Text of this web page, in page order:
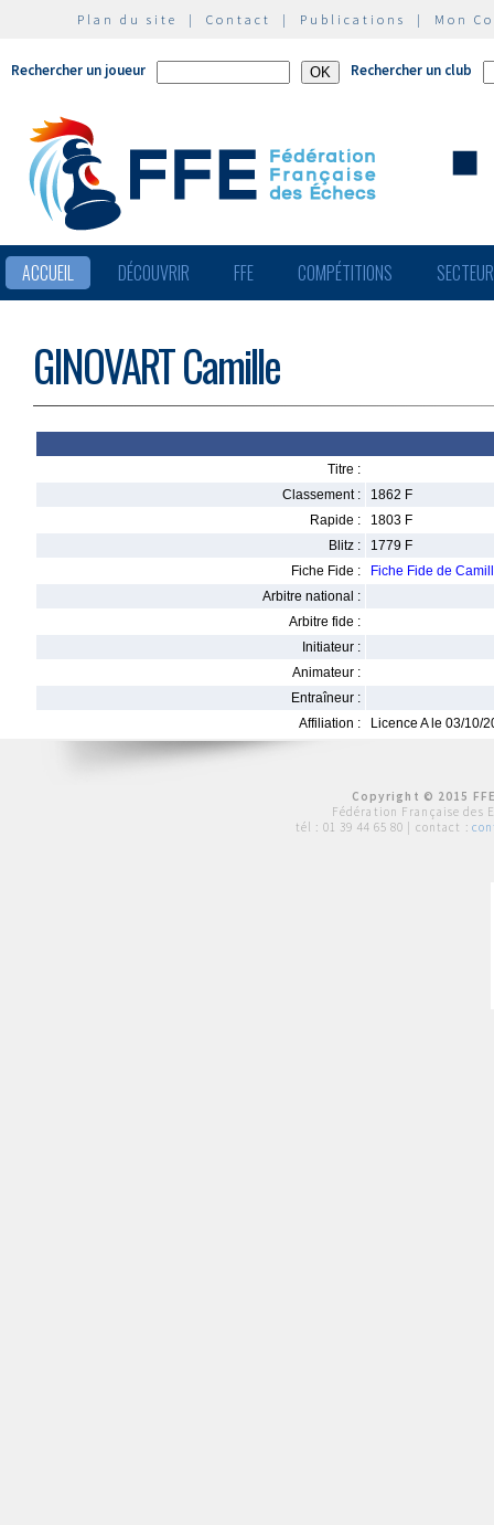
Plan du site | Contact | Publications | Mon
Rechercher un joueur Rechercher un club
ACCUEIL DÉCOUVRIR FFE COMPÉTITIONS
GINOVART Camille
Titre :
Classement :
1862 F
Rapide :
1803 F
Blitz :
1779 F
Fiche Fide :
Fiche Fide de
Arbitre national :
Arbitre fide :
Initiateur :
Animateur :
Entraîneur :
Affiliation :
Licence A le 03/10/
Copyright © 2015
Fédération Française des
tél : 01 39 44 65 80 | contact :